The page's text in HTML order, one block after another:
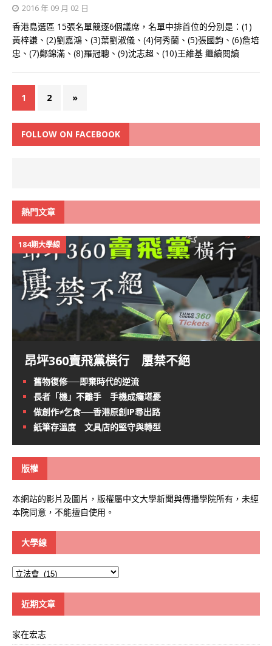
2016 年 09 月 02 日
香港島選區 15張名單競逐6個議席，名單中排首位的分別是：(1)
黃梓謙、(2)劉嘉鴻、(3)葉劉淑儀、(4)何秀蘭、(5)張國鈞、(6)詹培
忠、(7)鄭錦滿、(8)羅冠聰、(9)沈志超、(10)王維基 繼續閱讀
1 2 »
FOLLOW ON FACEBOOK
熱門文章
184期大學線
昂坪360賣飛黨橫行 屢禁不絕
舊物復修──即棄時代的逆流
長者「機」不離手 手機成癮堪憂
做創作≠乞食──香港原創IP尋出路
紙筆存溫度 文具店的堅守與轉型
版權
本網站的影片及圖片，版權屬中文大學新聞與傳播學院所有，未經
本院同意，不能擅自使用。
大學線
大
近期文章
家在宏志